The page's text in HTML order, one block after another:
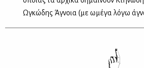
Ωγκώδης Άγνοια (με ωμέγα λόγω